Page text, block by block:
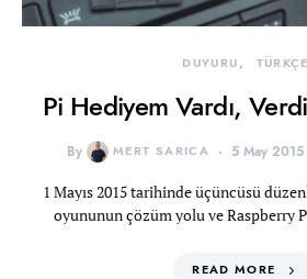
DUYURU TÜRKÇE
Pi Hediyem Vardı,
By MERT SARICA 5 May 2015
1 Mayıs 2015 tarihinde üçüncüsü
oyununun çözüm yolu ve Raspberry
READ MORE